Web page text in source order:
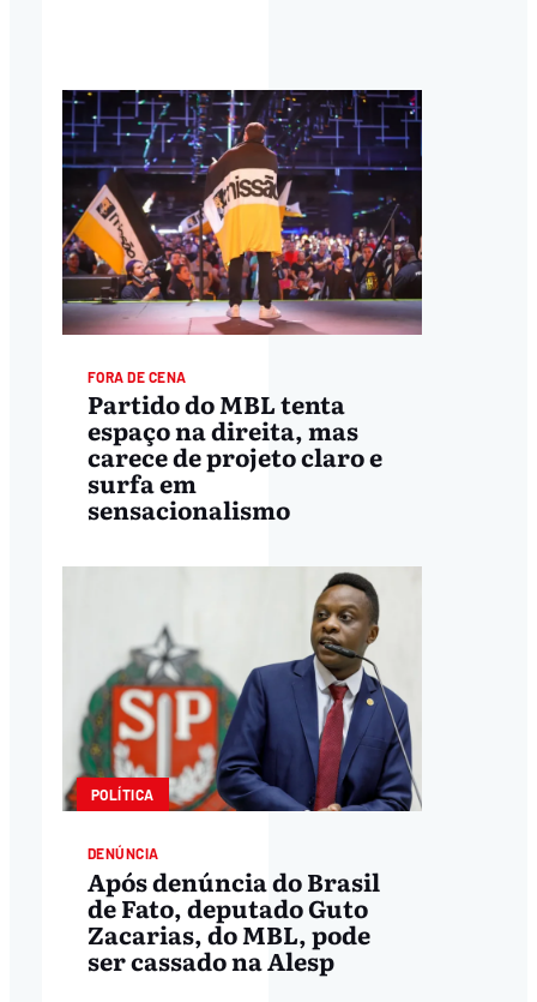
FORA DE CENA
Partido do MBL tenta
espaço na direita, mas
carece de projeto claro e
surfa em
sensacionalismo
POLÍTICA
DENÚNCIA
Após denúncia do Brasil
de Fato, deputado Guto
Zacarias, do MBL, pode
ser cassado na Alesp